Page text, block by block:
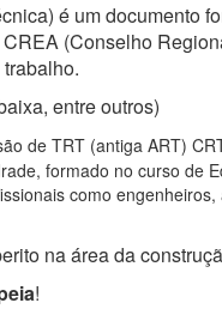
é um documento
(Conselho
entre outros)
de TRT (antiga ART)
formado no curso de
como
na área da
!